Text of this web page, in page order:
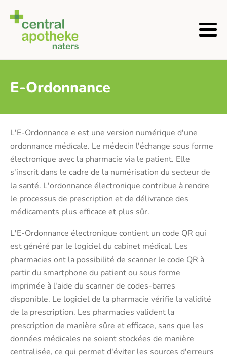
E-Ordonnance
L'E-Ordonnance e est une version numérique d'une
ordonnance médicale. Le médecin l'échange sous forme
électronique avec la pharmacie via le patient. Elle
s'inscrit dans le cadre de la numérisation du secteur de
la santé. L'ordonnance électronique contribue à rendre
le processus de prescription et de délivrance des
médicaments plus efficace et plus sûr.
L'E-Ordonnance électronique contient un code QR qui
est généré par le logiciel du cabinet médical. Les
pharmacies ont la possibilité de scanner le code QR à
partir du smartphone du patient ou sous forme
imprimée à l'aide du scanner de codes-barres
disponible. Le logiciel de la pharmacie vérifie la validité
de la prescription. Les pharmacies valident la
prescription de manière sûre et efficace, sans que les
données médicales ne soient stockées de manière
centralisée, ce qui permet d'éviter les sources d'erreurs